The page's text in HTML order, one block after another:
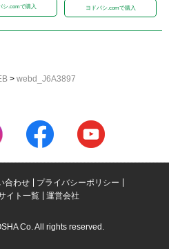
シ.comで購入 ヨドバシ.comで購入
> webd_J6A3897
合わせ
プライバシーポリシー
イト一覧
運営会社
Co. All rights reserved.